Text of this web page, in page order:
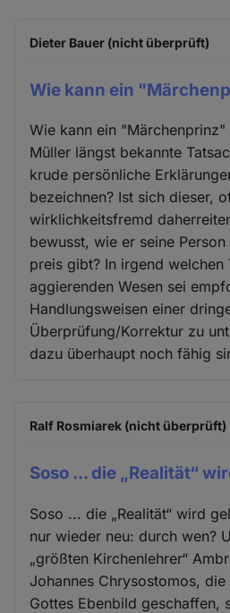
Dieter Bauer (nicht überprüft)
Wie kann ein
Wie kann ein
Müller längst bekannte
krude persönliche
bezeichnen? Ist sich dieser,
wirklichkeitsfremd
bewusst, wie er seine
preis gibt? In irgend welchen
aggierenden Wesen sei
Handlungsweisen einer
Überprüfung/Korrektur zu
dazu überhaupt noch fähig
Ralf Rosmiarek (nicht überprüft)
Soso ... die „Realität“
Soso ... die „Realität“ wird
nur wieder neu: durch wen?
„größten Kirchenlehrer“
Johannes Chrysostomos,
Gottes Ebenbild geschaffen,